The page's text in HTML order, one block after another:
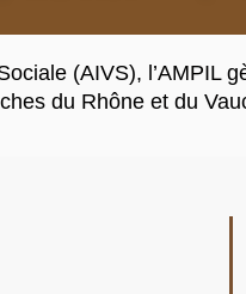
(AIVS),
du Rhône et du